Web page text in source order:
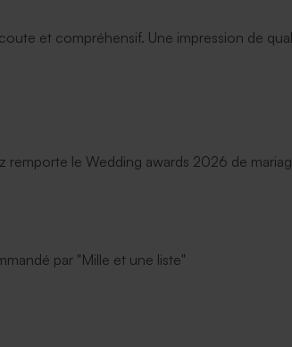
et compréhensif. Une impression de
remporte le Wedding awards 2026 de
par "Mille et une liste"